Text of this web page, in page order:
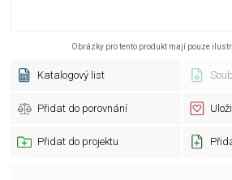
Obrázky pro tento produkt mají pouze
Katalogový list
Přidat do porovnání
Přidat do projektu